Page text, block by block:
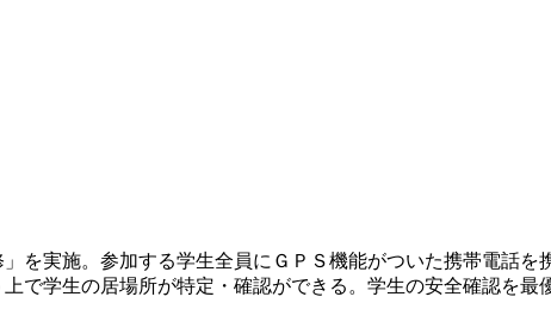
を実施。参加する学生全員にＧＰＳ機能がついた携帯電話
で学生の居場所が特定・確認ができる。学生の安全確認を